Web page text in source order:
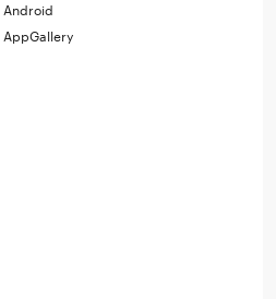
Android
AppGallery